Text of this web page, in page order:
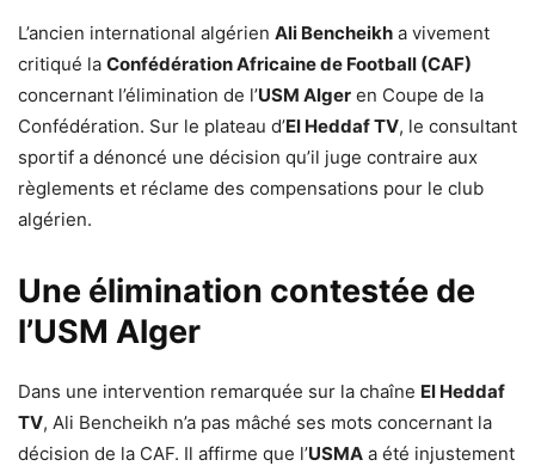
L’ancien international algérien Ali Bencheikh a vivement
critiqué la Confédération Africaine de Football (CAF)
concernant l’élimination de l’USM Alger en Coupe de la
Confédération. Sur le plateau d’El Heddaf TV, le consultant
sportif a dénoncé une décision qu’il juge contraire aux
règlements et réclame des compensations pour le club
algérien.
Une élimination contestée de
l’USM Alger
Dans une intervention remarquée sur la chaîne El Heddaf
TV, Ali Bencheikh n’a pas mâché ses mots concernant la
décision de la CAF. Il affirme que l’USMA a été injustement